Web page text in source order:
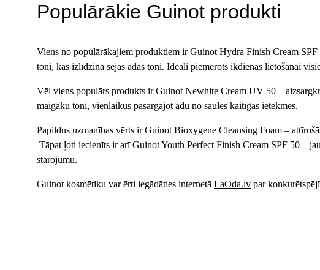
Populārākie Guinot produkti
Viens no populārākajiem produktiem ir Guinot Hydra Finish Cream
toni, kas izlīdzina sejas ādas toni. Ideāli piemērots ikdienas lietošanai
Vēl viens populārs produkts ir Guinot Newhite Cream UV 50 –
maigāku toni, vienlaikus pasargājot ādu no saules kaitīgās ietekmes.
Papildus uzmanības vērts ir Guinot Bioxygene Cleansing Foam –
starojumu.
Guinot kosmētiku var ērti iegādāties internetā LaOda.lv par